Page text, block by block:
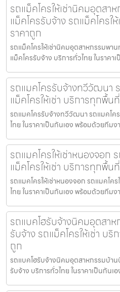
รถแม็คโครให้เช่านิคมอุตสา
แม็คโครรับจ้าง รถแม็คโคร
ราคาถูก
รถแม็คโครให้เช่านิคมอุตสาหกรรมพา
แม็คโครรับจ้าง บริการทั่วไทย ในราค
รถแมคโครรับจ้างทวีวัฒนา
แม็คโครให้เช่า บริการทุกพื้น
รถแมคโครรับจ้างทวีวัฒนา รถแมคโค
ไทย ในราคาเป็นกันเอง พร้อมด้วยทีม
รถแมคโครให้เช่าหนองจอก
แม็คโครให้เช่า บริการทุกพื้น
รถแมคโครให้เช่าหนองจอก รถแมคโค
ไทย ในราคาเป็นกันเอง พร้อมด้วยทีม
รถแบคโฮรับจ้างนิคมอุตสา
รับจ้าง รถแม็คโครให้เช่า บ
ถูก
รถแบคโฮรับจ้างนิคมอุตสาหกรรมบ้าน
รับจ้าง บริการทั่วไทย ในราคาเป็นกัน